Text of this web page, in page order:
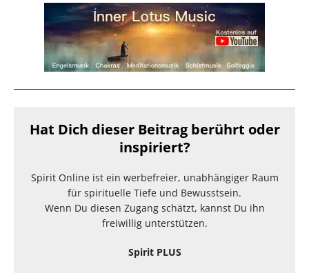
Hat Dich dieser Beitrag berührt oder
inspiriert?
Spirit Online ist ein werbefreier, unabhängiger Raum
für spirituelle Tiefe und Bewusstsein.
Wenn Du diesen Zugang schätzt, kannst Du ihn
freiwillig unterstützen.
Spirit PLUS